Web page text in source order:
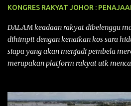
KONGRES RAKYAT JOHOR :
DALAM keadaan rakyat dibelenggu
dihimpit dengan kenaikan kos sara
siapa yang akan menjadi pembela
merupakan platform rakyat utk
pertama yang telah diadakan pada 12